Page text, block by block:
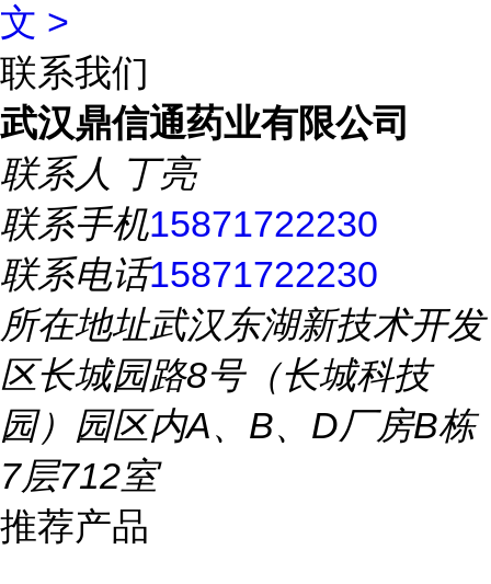
文 >
联系我们
武汉鼎信通药业有限公司
联系人 丁亮
联系手机15871722230
联系电话15871722230
所在地址武汉东湖新技术开发
区长城园路8号（长城科技
园）园区内A、B、D厂房B栋
7层712室
推荐产品